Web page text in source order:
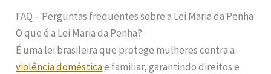
FAQ – Perguntas frequentes sobre a Lei Maria da Penha
O que é a Lei Maria da Penha?
É uma lei brasileira que protege mulheres contra a
violência domésticae familiar, garantindo direitos e